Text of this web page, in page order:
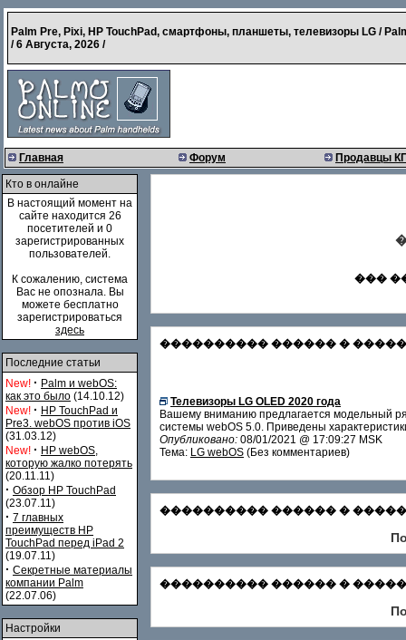
Palm Pre, Pixi, HP TouchPad, смартфоны, планшеты, телевизоры LG /
/6 Августа, 2026 /
Главная Форум Продавцы
Кто в онлайне
В настоящий момент на
сайте находится 26
посетителей и 0
зарегистрированных
пользователей.
К сожалению, система
Вас не опознала. Вы
можете бесплатно
зарегистрироваться
здесь
Последние статьи
New! · Palm и webOS:
как это было (14.10.12)
New! · HP TouchPad и
Pre3. webOS против iOS
(31.03.12)
New! · HP webOS,
которую жалко потерять
(20.11.11)
· Обзор HP TouchPad
(23.07.11)
· 7 главных
преимуществ HP
TouchPad перед iPad 2
(19.07.11)
· Секретные материалы
компании Palm
(22.07.06)
Настройки
���
���������� ������ �
Телевизоры LG OLED 2020 года
Вашему вниманию предлагается модельный
системы webOS 5.0. Приведены
Опубликовано: 08/01/2021 @ 17:09:27 MSK
Тема: LG webOS (Без комментариев)
���������� ������ � �������
���������� ������ � �������